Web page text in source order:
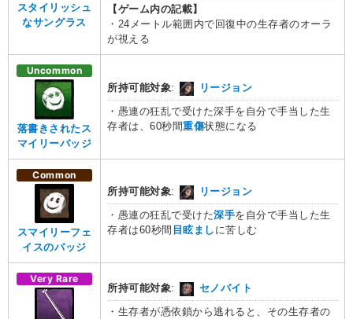
スタイリッシュ
なサングラス
【ゲーム内の記載】
・24メートル範囲内で回復中の生存者のオーラ
が視える
Uncommon
落書きされたス
マイリーバッジ
所持可能対象:
リージョン
・愚連の狂乱で受けた深手を自分で手当した生
存者は、60秒間重傷状態になる
Common
スマイリーフェ
イスのバッジ
所持可能対象:
リージョン
・愚連の狂乱で受けた深手を自分で手当した生
存者は60秒間 目眩まし に苦しむ
Very Rare
所持可能対象:
セノバイト
・生存者が憑依鎖から逃れると、その生存者の